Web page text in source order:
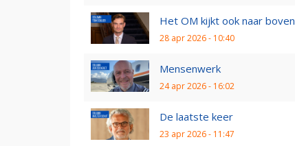
Het OM kijkt ook naar boven
28 apr 2026 - 10:40
Mensenwerk
24 apr 2026 - 16:02
De laatste keer
23 apr 2026 - 11:47